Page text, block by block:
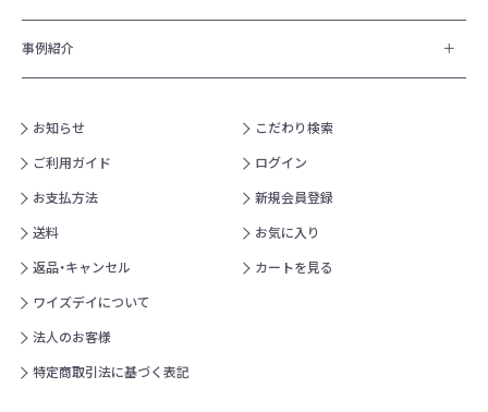
事例紹介
お知らせ
ご利用ガイド
お支払方法
送料
返品・キャンセル
ワイズデイについて
法人のお客様
特定商取引法に基づく表記
こだわり検索
ログイン
新規会員登録
お気に入り
カートを見る